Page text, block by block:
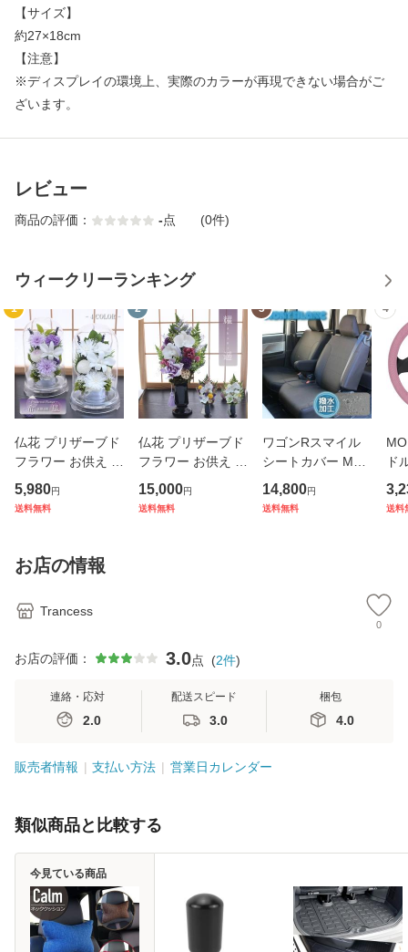
【サイズ】
約27×18cm
【注意】
※ディスプレイの環境上、実際のカラーが再現できない場合がご
ざいます。
レビュー
商品の評価： -点 (0件)
ウィークリーランキング
1
仏花 プリザーブド
フラワー お供え お
花 お悔やみ お彼岸
仏壇 枯れない 仏花
彼岸 ペットブリザ
ー
5,980円
送料無料
2
仏花 プリザーブド
フラワー お供え お
花 お悔やみ お彼岸
仏壇 枯れない 仏花
15,000円
送料無料
3
ワゴンRスマイル
シートカバー MX9
1S MX81S 全席分
撥水加工 抗菌加工
14,800円
送料無料
4
ド
ー
送料
お店の情報
Trancess
0
お店の評価： 3.0点 (2件)
連絡・応対
2.0
配送スピード
3.0
梱包
4.0
販売者情報 支払い方法 営業日カレンダー
類似商品と比較する
今見ている商品